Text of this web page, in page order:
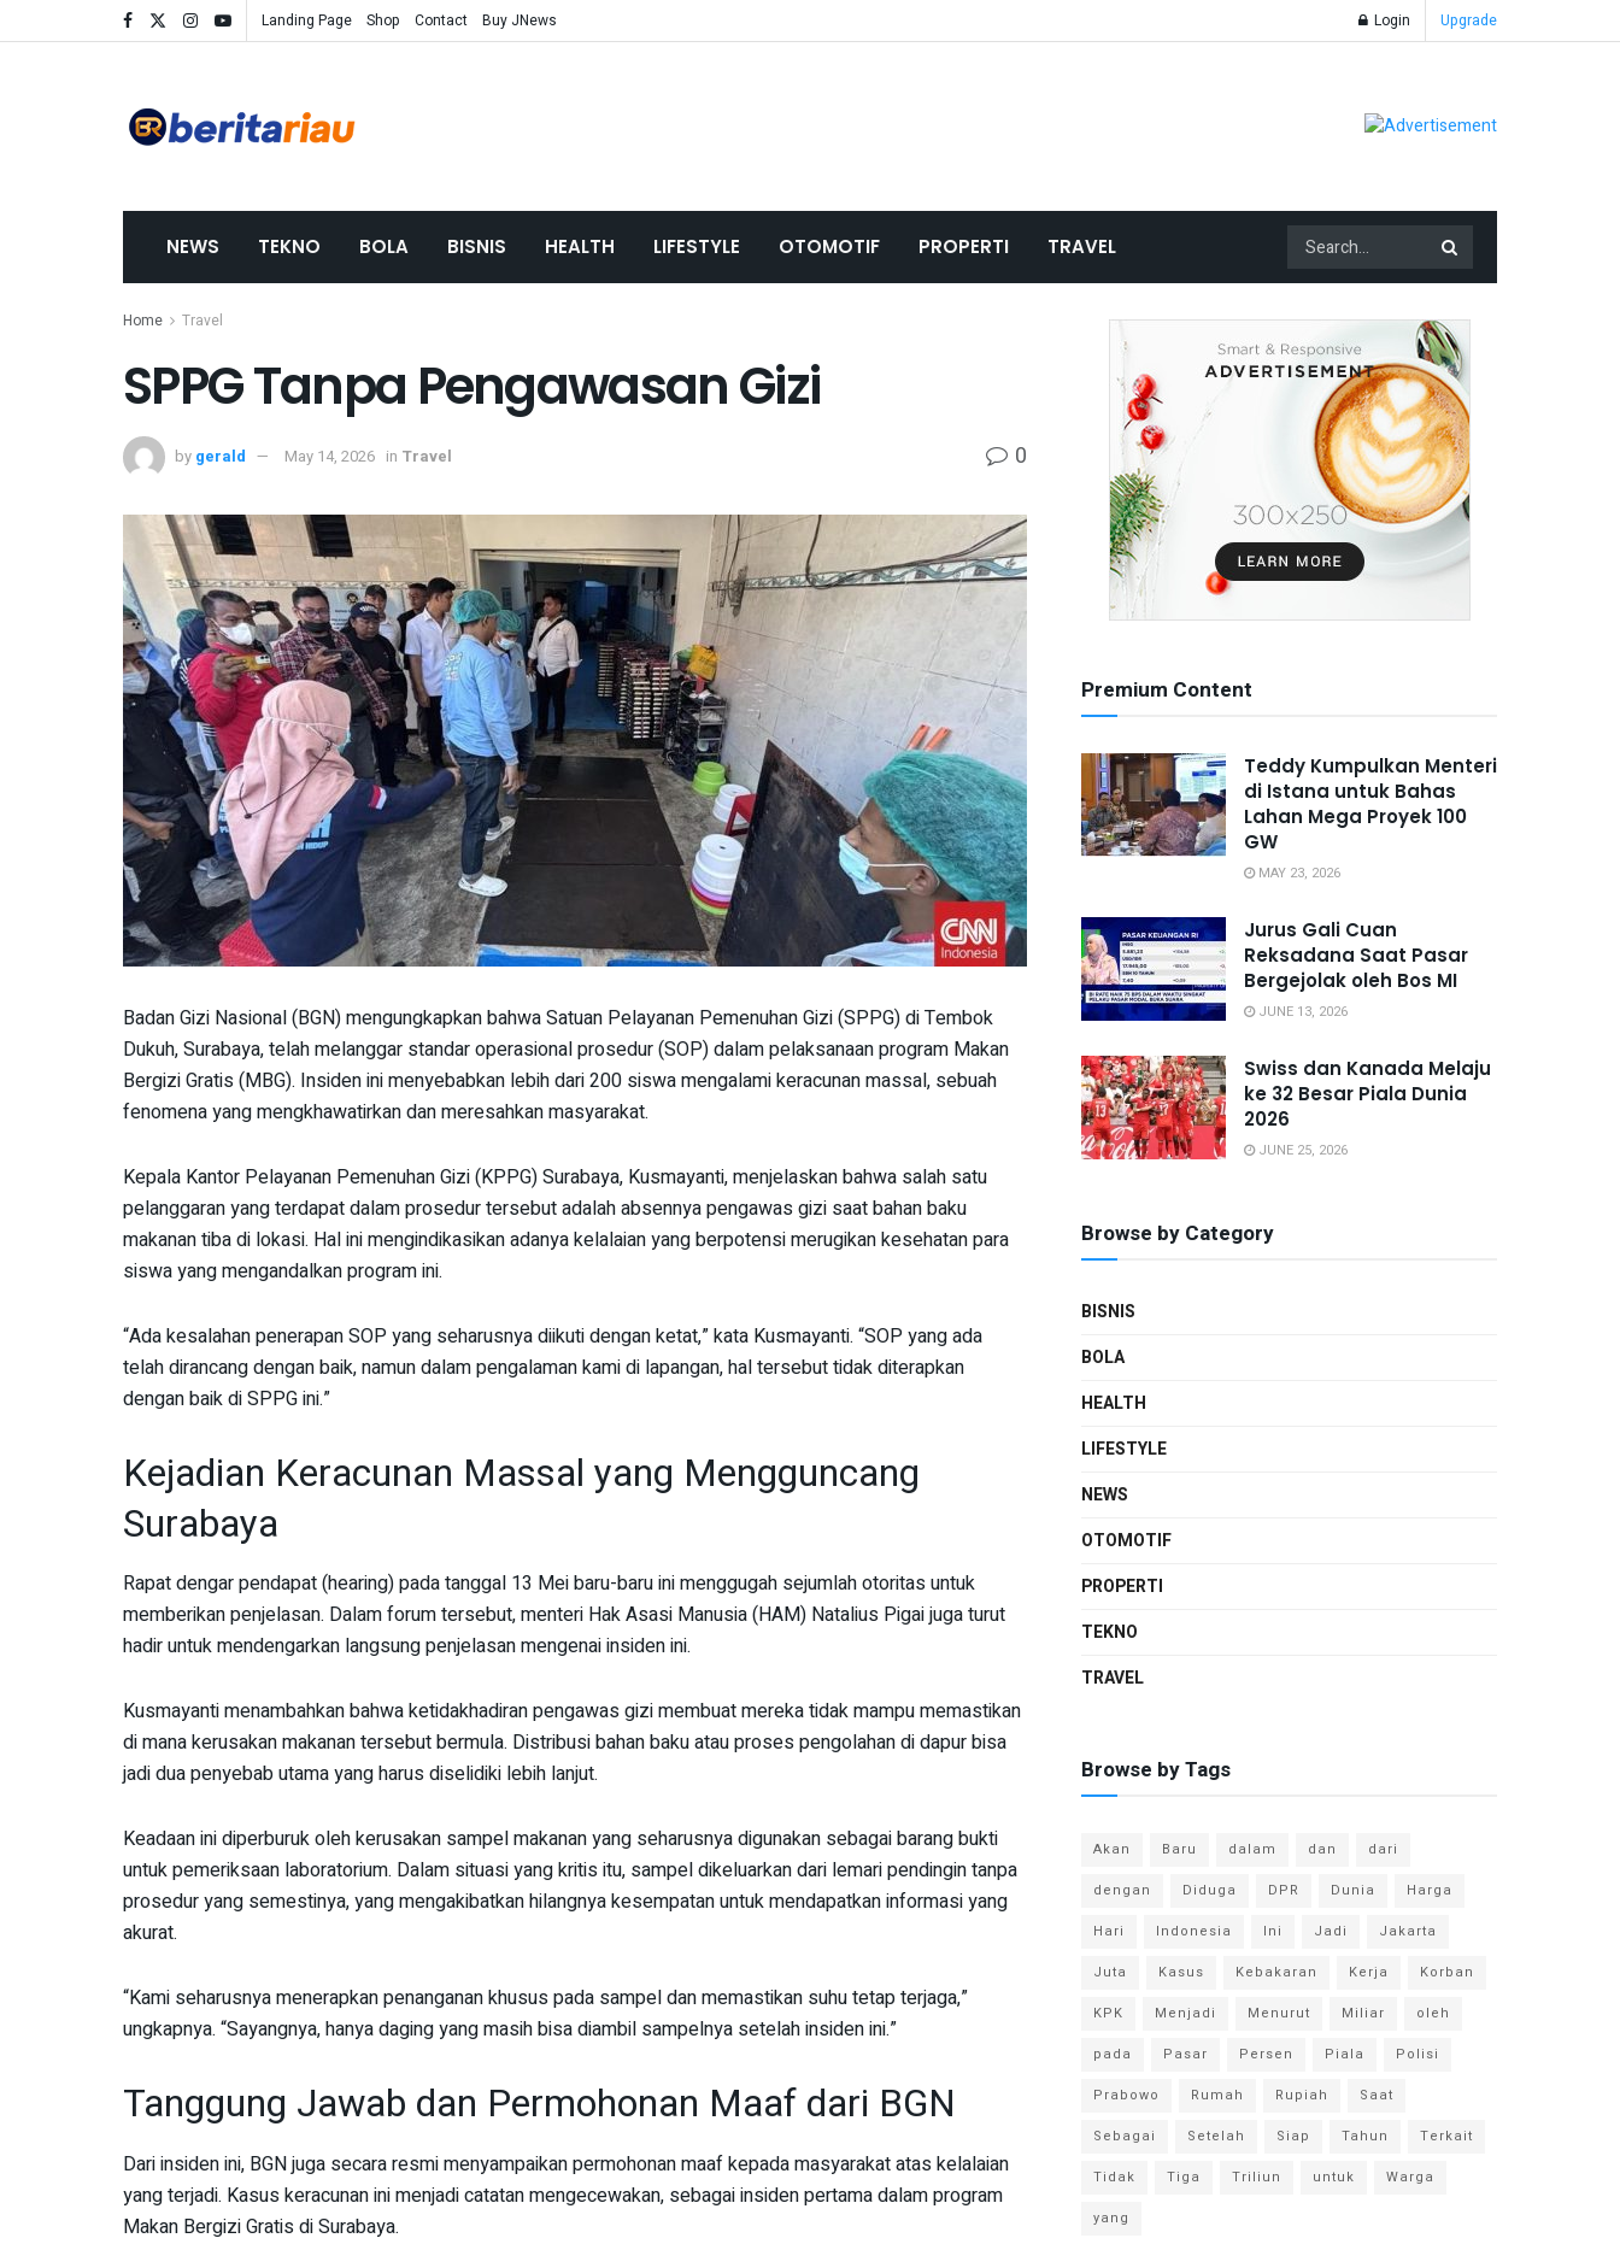
Landing Page Shop Contact Buy JNews Login Upgrade
NEWS TEKNO BOLA BISNIS HEALTH LIFESTYLE OTOMOTIF PROPERTI TRAVEL
Home Travel
SPPG Tanpa Pengawasan Gizi
by gerald May 14, 2026 in Travel 0
Badan Gizi Nasional (BGN) mengungkapkan bahwa Satuan Pelayanan Pemenuhan Gizi (SPPG) di Tembok
Dukuh, Surabaya, telah melanggar standar operasional prosedur (SOP) dalam pelaksanaan program Makan
Bergizi Gratis (MBG). Insiden ini menyebabkan lebih dari 200 siswa mengalami keracunan massal, sebuah
fenomena yang mengkhawatirkan dan meresahkan masyarakat.
Kepala Kantor Pelayanan Pemenuhan Gizi (KPPG) Surabaya, Kusmayanti, menjelaskan bahwa salah satu
pelanggaran yang terdapat dalam prosedur tersebut adalah absennya pengawas gizi saat bahan baku
makanan tiba di lokasi. Hal ini mengindikasikan adanya kelalaian yang berpotensi merugikan kesehatan para
siswa yang mengandalkan program ini.
“Ada kesalahan penerapan SOP yang seharusnya diikuti dengan ketat,” kata Kusmayanti. “SOP yang ada
telah dirancang dengan baik, namun dalam pengalaman kami di lapangan, hal tersebut tidak diterapkan
dengan baik di SPPG ini.”
Kejadian Keracunan Massal yang Mengguncang
Surabaya
Rapat dengar pendapat (hearing) pada tanggal 13 Mei baru-baru ini menggugah sejumlah otoritas untuk
memberikan penjelasan. Dalam forum tersebut, menteri Hak Asasi Manusia (HAM) Natalius Pigai juga turut
hadir untuk mendengarkan langsung penjelasan mengenai insiden ini.
Kusmayanti menambahkan bahwa ketidakhadiran pengawas gizi membuat mereka tidak mampu memastikan
di mana kerusakan makanan tersebut bermula. Distribusi bahan baku atau proses pengolahan di dapur bisa
jadi dua penyebab utama yang harus diselidiki lebih lanjut.
Keadaan ini diperburuk oleh kerusakan sampel makanan yang seharusnya digunakan sebagai barang bukti
untuk pemeriksaan laboratorium. Dalam situasi yang kritis itu, sampel dikeluarkan dari lemari pendingin tanpa
prosedur yang semestinya, yang mengakibatkan hilangnya kesempatan untuk mendapatkan informasi yang
akurat.
“Kami seharusnya menerapkan penanganan khusus pada sampel dan memastikan suhu tetap terjaga,”
ungkapnya. “Sayangnya, hanya daging yang masih bisa diambil sampelnya setelah insiden ini.”
Tanggung Jawab dan Permohonan Maaf dari BGN
Dari insiden ini, BGN juga secara resmi menyampaikan permohonan maaf kepada masyarakat atas kelalaian
yang terjadi. Kasus keracunan ini menjadi catatan mengecewakan, sebagai insiden pertama dalam program
Makan Bergizi Gratis di Surabaya.
Premium Content
Teddy Kumpulkan Menteri
di Istana untuk Bahas
Lahan Mega Proyek 100
GW
MAY 23, 2026
Jurus Gali Cuan
Reksadana Saat Pasar
Bergejolak oleh Bos MI
JUNE 13, 2026
Swiss dan Kanada Melaju
ke 32 Besar Piala Dunia
2026
JUNE 25, 2026
Browse by Category
BISNIS
BOLA
HEALTH
LIFESTYLE
NEWS
OTOMOTIF
PROPERTI
TEKNO
TRAVEL
Browse by Tags
Akan Baru dalam dan
dari
dengan
Diduga DPR Dunia
Harga
Hari
Indonesia Ini Jadi
Jakarta
Juta
Kasus Kebakaran Kerja
Korban
KPK
Menjadi Menurut Miliar
oleh
pada
Pasar Persen Piala
Polisi
Prabowo
Rumah Rupiah
Saat
Sebagai
Setelah Siap Tahun
Terkait
Tidak
Tiga Triliun untuk
Warga
yang